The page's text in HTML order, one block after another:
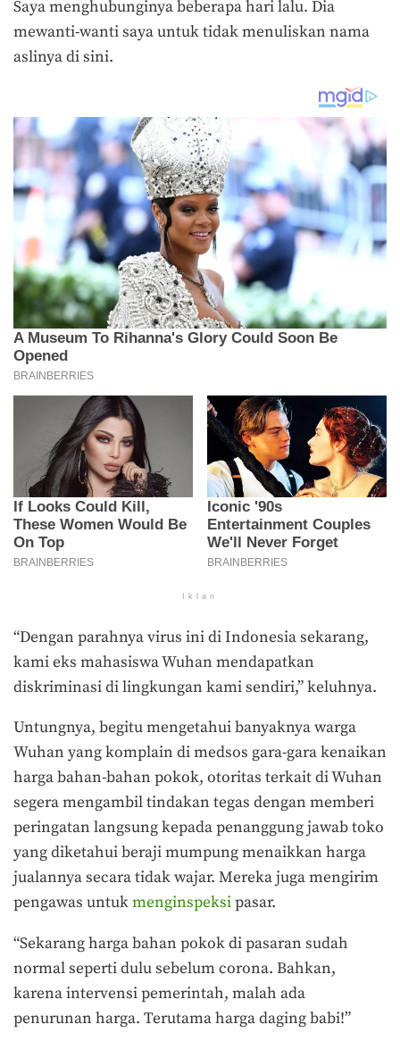
Saya menghubunginya beberapa hari lalu. Dia
mewanti-wanti saya untuk tidak menuliskan nama
aslinya di sini.
Iklan
“Dengan parahnya virus ini di Indonesia sekarang,
kami eks mahasiswa Wuhan mendapatkan
diskriminasi di lingkungan kami sendiri,” keluhnya.
Untungnya, begitu mengetahui banyaknya warga
Wuhan yang komplain di medsos gara-gara kenaikan
harga bahan-bahan pokok, otoritas terkait di Wuhan
segera mengambil tindakan tegas dengan memberi
peringatan langsung kepada penanggung jawab toko
yang diketahui beraji mumpung menaikkan harga
jualannya secara tidak wajar. Mereka juga mengirim
pengawas untukmenginspeksipasar.
“Sekarang harga bahan pokok di pasaran sudah
normal seperti dulu sebelum corona. Bahkan,
karena intervensi pemerintah, malah ada
penurunan harga. Terutama harga daging babi!”